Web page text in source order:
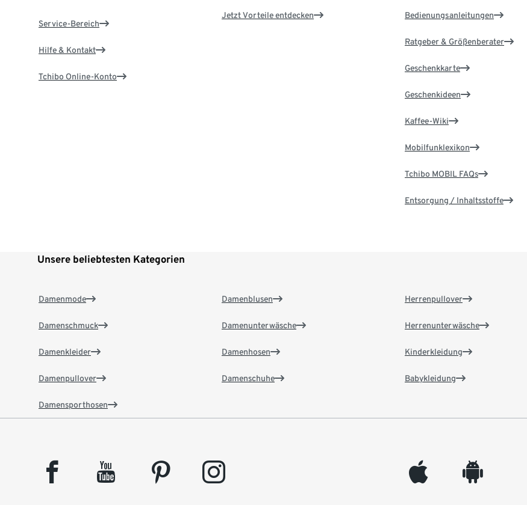
Service-Bereich
Hilfe & Kontakt
Tchibo Online-Konto
Jetzt Vorteile entdecken Bedienungsanleitungen
Ratgeber & Größenberater
Geschenkkarte
Geschenkideen
Kaffee-Wiki
Mobilfunklexikon
Tchibo MOBIL FAQs
Entsorgung / Inhaltsstoffe
Unsere beliebtesten Kategorien
Damenmode
Damenschmuck
Damenkleider
Damenpullover
Damensporthosen
Damenblusen
Damenunterwäsche
Damenhosen
Damenschuhe
Herrenpullover
Herrenunterwäsche
Kinderkleidung
Babykleidung
facebook youtube pinterest instagram appleinc android